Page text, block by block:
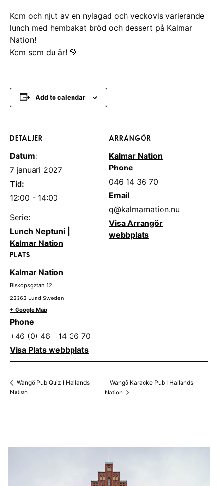
Kom och njut av en nylagad och veckovis varierande
lunch med hembakat bröd och dessert på Kalmar
Nation!
Kom som du är! 💚
Add to calendar
DETALJER
Datum:
7 januari 2027
Tid:
12:00 - 14:00
Serie:
Lunch Neptuni |
Kalmar Nation
PLATS
Kalmar Nation
Biskopsgatan 12
22362 Lund Sweden
+ Google Map
Phone
+46 (0) 46 - 14 36 70
Visa Plats webbplats
ARRANGÖR
Kalmar Nation
Phone
046 14 36 70
Email
q@kalmarnation.nu
Visa Arrangör
webbplats
Wangö Pub Quiz I Hallands
Nation
Wangö Karaoke Pub I Hallands
Nation